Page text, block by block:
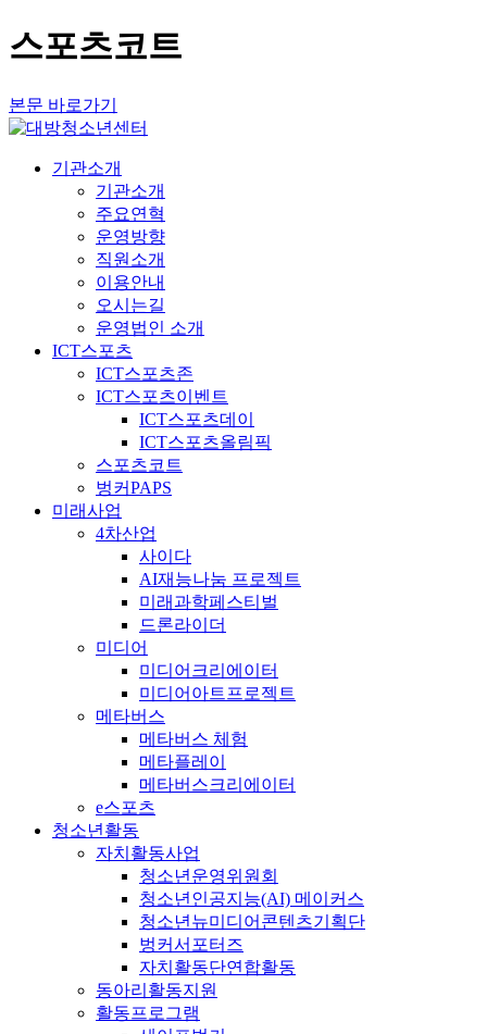
스포츠코트
본문 바로가기
기관소개
기관소개
주요연혁
운영방향
직원소개
이용안내
오시는길
운영법인 소개
ICT스포츠
ICT스포츠존
ICT스포츠이벤트
ICT스포츠데이
ICT스포츠올림픽
스포츠코트
벙커PAPS
미래사업
4차산업
사이다
AI재능나눔 프로젝트
미래과학페스티벌
드론라이더
미디어
미디어크리에이터
미디어아트프로젝트
메타버스
메타버스 체험
메타플레이
메타버스크리에이터
e스포츠
청소년활동
자치활동사업
청소년운영위원회
청소년인공지능(AI) 메이커스
청소년뉴미디어콘텐츠기획단
벙커서포터즈
자치활동단연합활동
동아리활동지원
활동프로그램